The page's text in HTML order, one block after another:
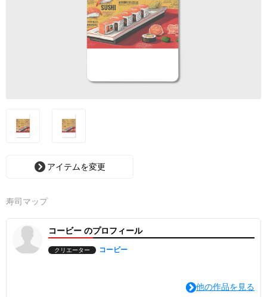
アイテムを変更
寿司マップ
コービー のプロフィール
クリエーター コービー
他の作品を見る